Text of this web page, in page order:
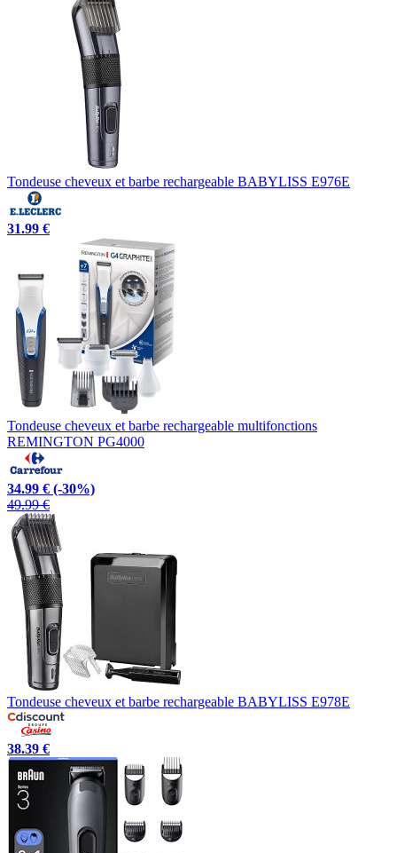
Tondeuse cheveux et barbe rechargeable BABYLISS E976E
31.99 €
Tondeuse cheveux et barbe rechargeable multifonctions
REMINGTON PG4000
34.99 € (-30%)
49.99 €
Tondeuse cheveux et barbe rechargeable BABYLISS E978E
38.39 €